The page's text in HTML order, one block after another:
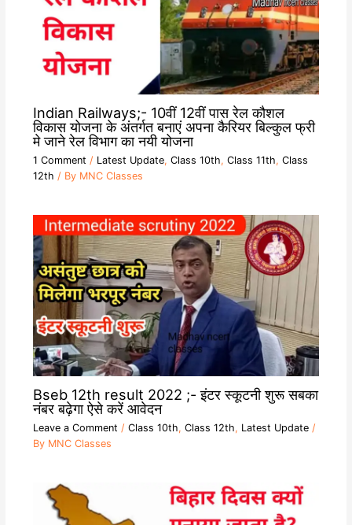
Indian Railways;- 10वीं 12वीं पास रेल कौशल
विकास योजना के अंतर्गत बनाएं अपना कैरियर बिल्कुल फ्री
मे जाने रेल विभाग का नयी योजना
1 Comment / Latest Update, Class 10th, Class 11th, Class
12th / By MNC Classes
Bseb 12th result 2022 ;- इंटर स्कूटनी शुरू सबका
नंबर बढ़ेगा ऐसे करें आवेदन
Leave a Comment / Class 10th, Class 12th, Latest Update/
By MNC Classes